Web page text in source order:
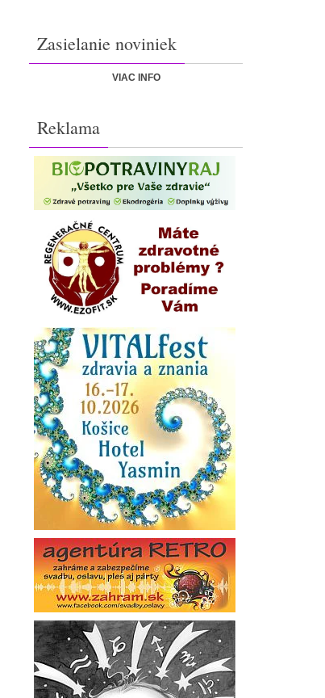
Zasielanie noviniek
VIAC INFO
Reklama